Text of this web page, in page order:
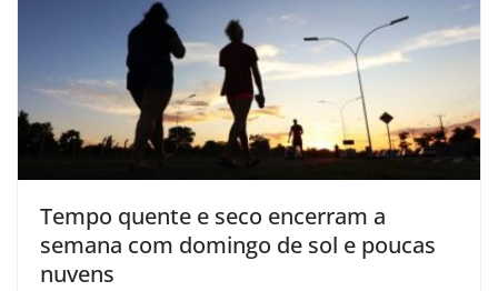
Tempo quente e seco encerram a
semana com domingo de sol e poucas
nuvens